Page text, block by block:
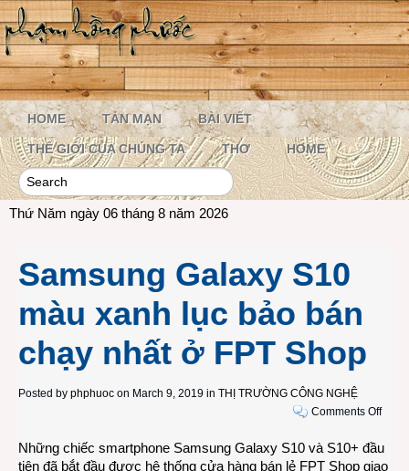
HOME TẢN MẠN BÀI VIẾT
THẾ GIỚI CỦA CHÚNG TA THƠ HOME
Thứ Năm ngày 06 tháng 8 năm 2026
Samsung Galaxy S10
màu xanh lục bảo bán
chạy nhất ở FPT Shop
Posted by phphuoc on March 9, 2019 in THỊ TRƯỜNG CÔNG NGHỆ
Comments Offon
S10
Những chiếc smartphone Samsung Galaxy S10 và S10+ đầu
tiên đã bắt đầu được hệ thống cửa hàng bán lẻ FPT Shop giao